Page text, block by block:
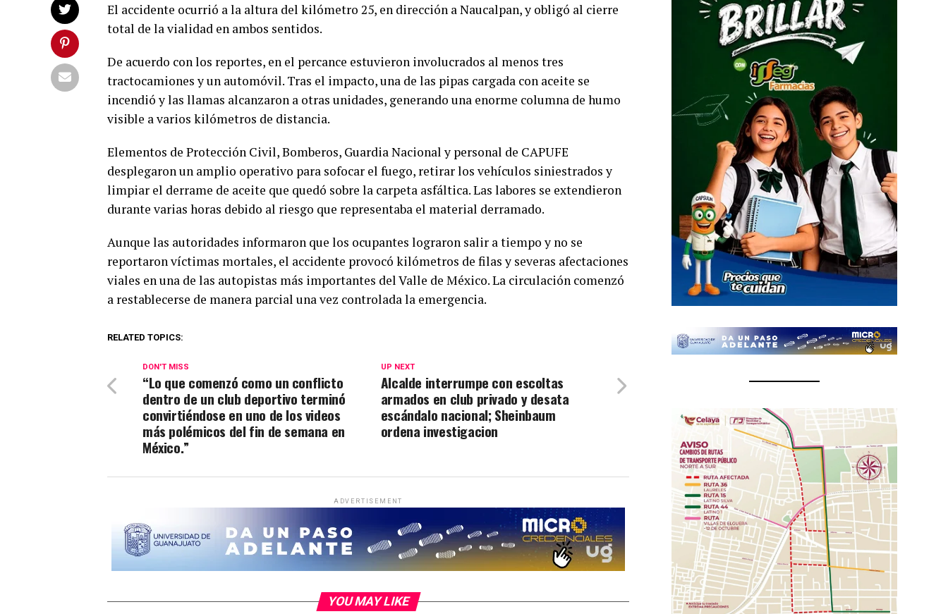
El accidente ocurrió a la altura del kilómetro 25, en dirección a Naucalpan, y obligó al cierre
total de la vialidad en ambos sentidos.
De acuerdo con los reportes, en el percance estuvieron involucrados al menos tres
tractocamiones y un automóvil. Tras el impacto, una de las pipas cargada con aceite se
incendió y las llamas alcanzaron a otras unidades, generando una enorme columna de humo
visible a varios kilómetros de distancia.
Elementos de Protección Civil, Bomberos, Guardia Nacional y personal de CAPUFE
desplegaron un amplio operativo para sofocar el fuego, retirar los vehículos siniestrados y
limpiar el derrame de aceite que quedó sobre la carpeta asfáltica. Las labores se extendieron
durante varias horas debido al riesgo que representaba el material derramado.
Aunque las autoridades informaron que los ocupantes lograron salir a tiempo y no se
reportaron víctimas mortales, el accidente provocó kilómetros de filas y severas afectaciones
viales en una de las autopistas más importantes del Valle de México. La circulación comenzó
a restablecerse de manera parcial una vez controlada la emergencia.
RELATED TOPICS:
UP NEXT
Alcalde interrumpe con escoltas
armados en club privado y desata
escándalo nacional; Sheinbaum
ordena investigacion
DON'T MISS
“Lo que comenzó como un conflicto
dentro de un club deportivo terminó
convirtiéndose en uno de los videos
más polémicos del fin de semana en
México.”
ADVERTISEMENT
YOU MAY LIKE